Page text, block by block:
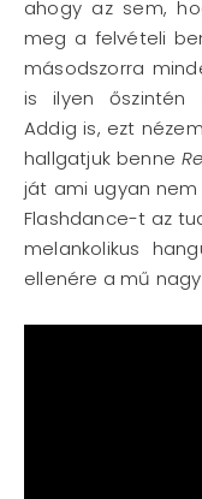
ahogy az sem,
meg a felvételi
másodszorra
is ilyen őszintén
Addig is, ezt
hallgatjuk benne
ját ami ugyan
Flashdance-t az
melankolikus
ellenére a mű